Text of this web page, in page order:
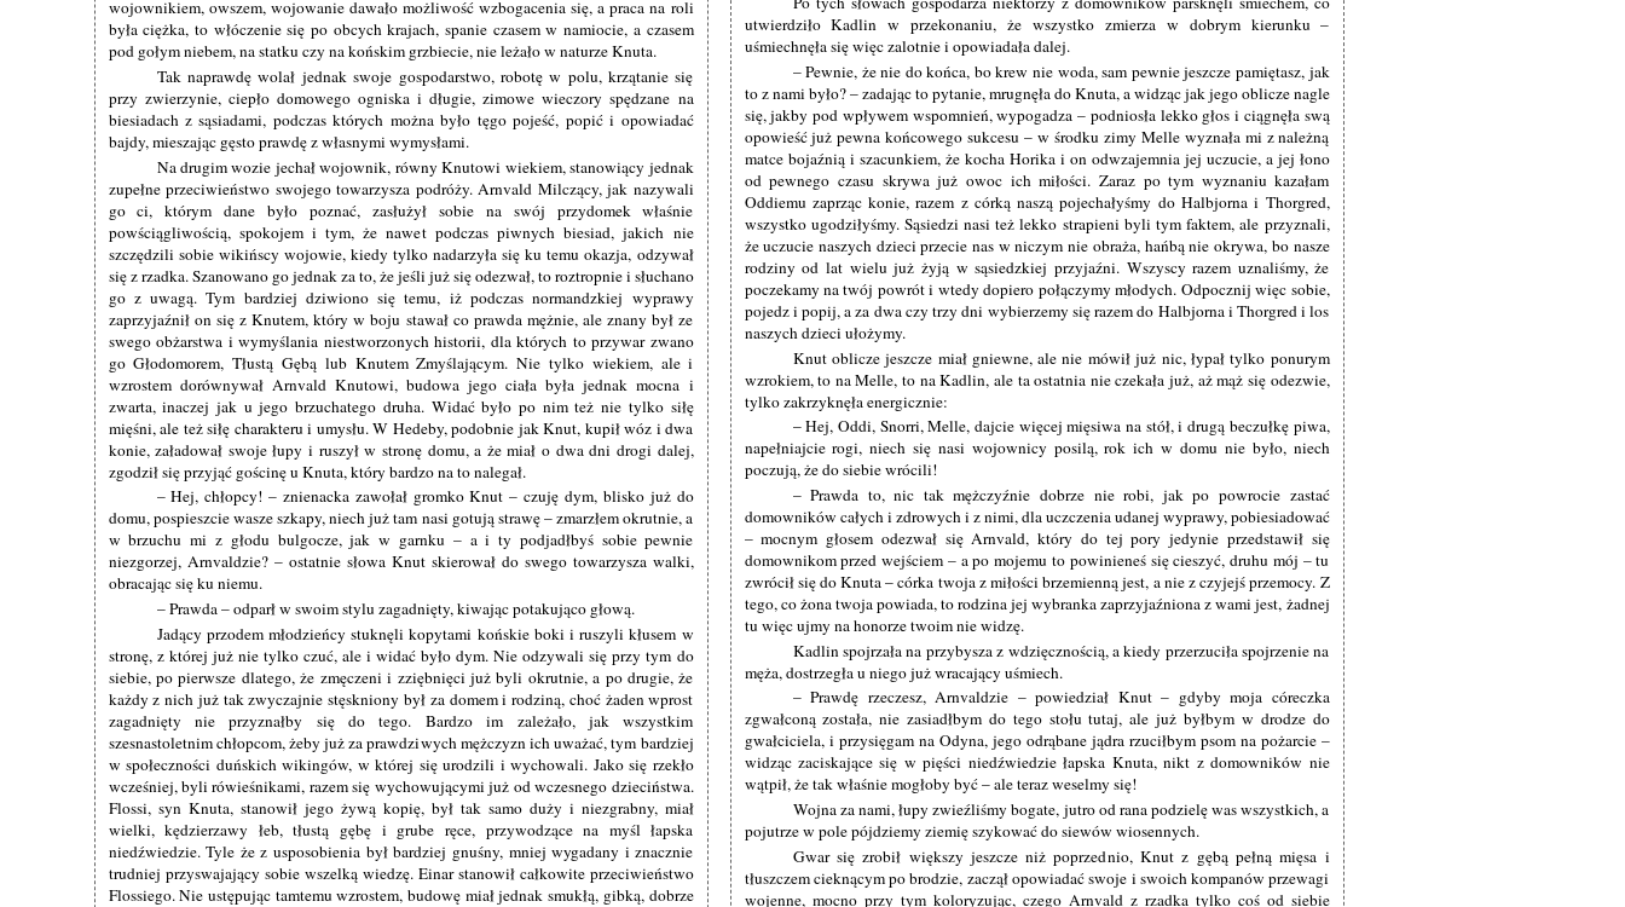
wojownikiem, owszem, wojowanie dawało możliwość wzbogacenia się, a praca na roli
była ciężka, to włóczenie się po obcych krajach, spanie czasem w namiocie, a czasem
pod gołym niebem, na statku czy na końskim grzbiecie, nie leżało w naturze Knuta.
Tak naprawdę wolał jednak swoje gospodarstwo, robotę w polu, krzątanie się
przy zwierzynie, ciepło domowego ogniska i długie, zimowe wieczory spędzane na
biesiadach z sąsiadami, podczas których można było tęgo pojeść, popić i opowiadać
bajdy, mieszając gęsto prawdę z własnymi wymysłami.
Na drugim wozie jechał wojownik, równy Knutowi wiekiem, stanowiący jednak
zupełne przeciwieństwo swojego towarzysza podróży. Arnvald Milczący, jak nazywali
go ci, którym dane było poznać, zasłużył sobie na swój przydomek właśnie
powściągliwością, spokojem i tym, że nawet podczas piwnych biesiad, jakich nie
szczędzili sobie wikińscy wojowie, kiedy tylko nadarzyła się ku temu okazja, odzywał
się z rzadka. Szanowano go jednak za to, że jeśli już się odezwał, to roztropnie i słuchano
go z uwagą. Tym bardziej dziwiono się temu, iż podczas normandzkiej wyprawy
zaprzyjaźnił on się z Knutem, który w boju stawał co prawda mężnie, ale znany był ze
swego obżarstwa i wymyślania niestworzonych historii, dla których to przywar zwano
go Głodomorem, Tłustą Gębą lub Knutem Zmyślającym. Nie tylko wiekiem, ale i
wzrostem dorównywał Arnvald Knutowi, budowa jego ciała była jednak mocna i
zwarta, inaczej jak u jego brzuchatego druha. Widać było po nim też nie tylko siłę
mięśni, ale też siłę charakteru i umysłu. W Hedeby, podobnie jak Knut, kupił wóz i dwa
konie, załadował swoje łupy i ruszył w stronę domu, a że miał o dwa dni drogi dalej,
zgodził się przyjąć gościnę u Knuta, który bardzo na to nalegał.
– Hej, chłopcy! – znienacka zawołał gromko Knut – czuję dym, blisko już do
domu, pospieszcie wasze szkapy, niech już tam nasi gotują strawę – zmarzłem okrutnie, a
w brzuchu mi z głodu bulgocze, jak w garnku – a i ty podjadłbyś sobie pewnie
niezgorzej, Arnvaldzie? – ostatnie słowa Knut skierował do swego towarzysza walki,
obracając się ku niemu.
– Prawda – odparł w swoim stylu zagadnięty, kiwając potakująco głową.
Jadący przodem młodzieńcy stuknęli kopytami końskie boki i ruszyli kłusem w
stronę, z której już nie tylko czuć, ale i widać było dym. Nie odzywali się przy tym do
siebie, po pierwsze dlatego, że zmęczeni i zziębnięci już byli okrutnie, a po drugie, że
każdy z nich już tak zwyczajnie stęskniony był za domem i rodziną, choć żaden wprost
zagadnięty nie przyznałby się do tego. Bardzo im zależało, jak wszystkim
szesnastoletnim chłopcom, żeby już za prawdziwych mężczyzn ich uważać, tym bardziej
w społeczności duńskich wikingów, w której się urodzili i wychowali. Jako się rzekło
wcześniej, byli rówieśnikami, razem się wychowującymi już od wczesnego dzieciństwa.
Flossi, syn Knuta, stanowił jego żywą kopię, był tak samo duży i niezgrabny, miał
wielki, kędzierzawy łeb, tłustą gębę i grube ręce, przywodzące na myśl łapska
niedźwiedzie. Tyle że z usposobienia był bardziej gnuśny, mniej wygadany i znacznie
trudniej przyswajający sobie wszelką wiedzę. Einar stanowił całkowite przeciwieństwo
Flossiego. Nie ustępując tamtemu wzrostem, budowę miał jednak smukłą, gibką, dobrze
utwierdziło Kadlin w przekonaniu, że wszystko zmierza w dobrym kierunku –
uśmiechnęła się więc zalotnie i opowiadała dalej.
– Pewnie, że nie do końca, bo krew nie woda, sam pewnie jeszcze pamiętasz, jak
to z nami było? – zadając to pytanie, mrugnęła do Knuta, a widząc jak jego oblicze nagle
się, jakby pod wpływem wspomnień, wypogadza – podniosła lekko głos i ciągnęła swą
opowieść już pewna końcowego sukcesu – w środku zimy Melle wyznała mi z należną
matce bojaźnią i szacunkiem, że kocha Horika i on odwzajemnia jej uczucie, a jej łono
od pewnego czasu skrywa już owoc ich miłości. Zaraz po tym wyznaniu kazałam
Oddiemu zaprząc konie, razem z córką naszą pojechałyśmy do Halbjorna i Thorgred,
wszystko ugodziłyśmy. Sąsiedzi nasi też lekko strapieni byli tym faktem, ale przyznali,
że uczucie naszych dzieci przecie nas w niczym nie obraża, hańbą nie okrywa, bo nasze
rodziny od lat wielu już żyją w sąsiedzkiej przyjaźni. Wszyscy razem uznaliśmy, że
poczekamy na twój powrót i wtedy dopiero połączymy młodych. Odpocznij więc sobie,
pojedz i popij, a za dwa czy trzy dni wybierzemy się razem do Halbjorna i Thorgred i los
naszych dzieci ułożymy.
Knut oblicze jeszcze miał gniewne, ale nie mówił już nic, łypał tylko ponurym
wzrokiem, to na Melle, to na Kadlin, ale ta ostatnia nie czekała już, aż mąż się odezwie,
tylko zakrzyknęła energicznie:
– Hej, Oddi, Snorri, Melle, dajcie więcej mięsiwa na stół, i drugą beczułkę piwa,
napełniajcie rogi, niech się nasi wojownicy posilą, rok ich w domu nie było, niech
poczują, że do siebie wrócili!
– Prawda to, nic tak mężczyźnie dobrze nie robi, jak po powrocie zastać
domowników całych i zdrowych i z nimi, dla uczczenia udanej wyprawy, pobiesiadować
– mocnym głosem odezwał się Arnvald, który do tej pory jedynie przedstawił się
domownikom przed wejściem – a po mojemu to powinieneś się cieszyć, druhu mój – tu
zwrócił się do Knuta – córka twoja z miłości brzemienną jest, a nie z czyjejś przemocy. Z
tego, co żona twoja powiada, to rodzina jej wybranka zaprzyjaźniona z wami jest, żadnej
tu więc ujmy na honorze twoim nie widzę.
Kadlin spojrzała na przybysza z wdzięcznością, a kiedy przerzuciła spojrzenie na
męża, dostrzegła u niego już wracający uśmiech.
– Prawdę rzeczesz, Arnvaldzie – powiedział Knut – gdyby moja córeczka
zgwałconą została, nie zasiadłbym do tego stołu tutaj, ale już byłbym w drodze do
gwałciciela, i przysięgam na Odyna, jego odrąbane jądra rzuciłbym psom na pożarcie –
widząc zaciskające się w pięści niedźwiedzie łapska Knuta, nikt z domowników nie
wątpił, że tak właśnie mogłoby być – ale teraz weselmy się!
Wojna za nami, łupy zwieźliśmy bogate, jutro od rana podzielę was wszystkich, a
pojutrze w pole pójdziemy ziemię szykować do siewów wiosennych.
Gwar się zrobił większy jeszcze niż poprzednio, Knut z gębą pełną mięsa i
tłuszczem cieknącym po brodzie, zaczął opowiadać swoje i swoich kompanów przewagi
wojenne, mocno przy tym koloryzując, czego Arnvald z rzadka tylko coś od siebie